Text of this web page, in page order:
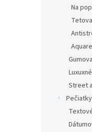
Na
Street